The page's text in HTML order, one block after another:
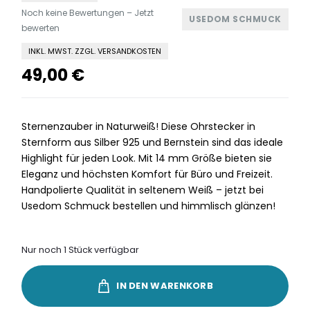
USEDOM SCHMUCK
Noch keine Bewertungen – Jetzt
bewerten
INKL. MWST. ZZGL. VERSANDKOSTEN
49,00€
Sternenzauber in Naturweiß! Diese Ohrstecker in
Sternform aus Silber 925 und Bernstein sind das ideale
Highlight für jeden Look. Mit 14 mm Größe bieten sie
Eleganz und höchsten Komfort für Büro und Freizeit.
Handpolierte Qualität in seltenem Weiß – jetzt bei
Usedom Schmuck bestellen und himmlisch glänzen!
Nur noch 1 Stück verfügbar
IN DEN WARENKORB